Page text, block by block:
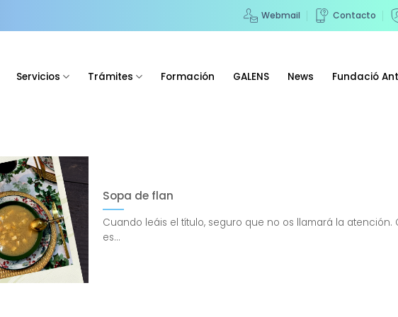
Webmail Contacto
Servicios Trámites Formación GALENS News Fundació
Sopa de flan
Cuando leáis el título, seguro que no os llamará la atención.
es...